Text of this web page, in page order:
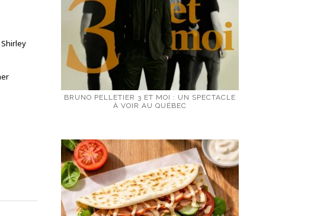
Shirley
BRUNO PELLETIER 3 ET MOI : UN SPECTACLE
À VOIR AU QUÉBEC